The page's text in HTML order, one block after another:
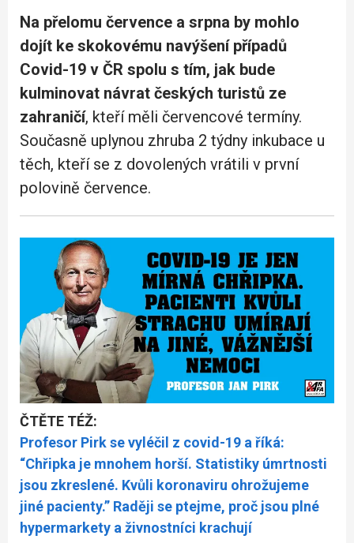
Na přelomu července a srpna by mohlo
dojít ke skokovému navýšení případů
Covid-19 v ČR spolu s tím, jak bude
kulminovat návrat českých turistů ze
zahraničí, kteří měli červencové termíny.
Současně uplynou zhruba 2 týdny inkubace u
těch, kteří se z dovolených vrátili v první
polovině července.
ČTĚTE TÉŽ:
Profesor Pirk se vyléčil z covid-19 a říká:
“Chřipka je mnohem horší. Statistiky úmrtnosti
jsou zkreslené. Kvůli koronaviru ohrožujeme
jiné pacienty.” Raději se ptejme, proč jsou plné
hypermarkety a živnostníci krachují